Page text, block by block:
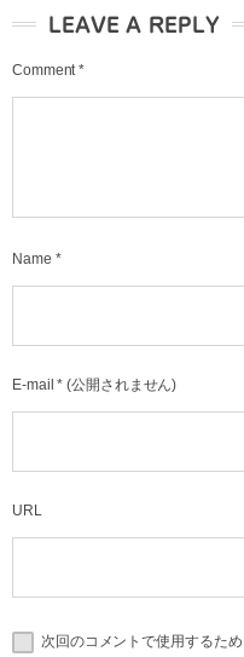
LEAVE A REPLY
Comment *
Name *
E-mail * (公開されません)
URL
次回のコメントで使用するた